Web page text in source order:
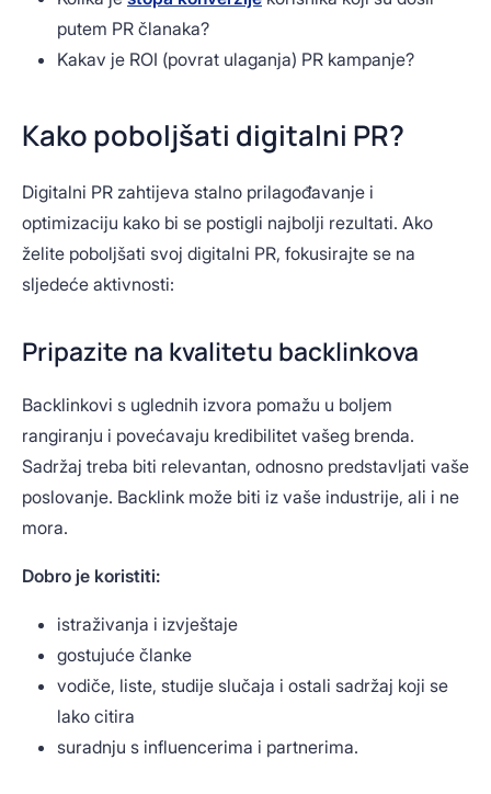
putem PR članaka?
Kakav je ROI (povrat ulaganja) PR kampanje?
Kako poboljšati digitalni PR?
Digitalni PR zahtijeva stalno prilagođavanje i
optimizaciju kako bi se postigli najbolji rezultati. Ako
želite poboljšati svoj digitalni PR, fokusirajte se na
sljedeće aktivnosti:
Pripazite na kvalitetu backlinkova
Backlinkovi s uglednih izvora pomažu u boljem
rangiranju i povećavaju kredibilitet vašeg brenda.
Sadržaj treba biti relevantan, odnosno predstavljati vaše
poslovanje. Backlink može biti iz vaše industrije, ali i ne
mora.
Dobro je koristiti:
istraživanja i izvještaje
gostujuće članke
vodiče, liste, studije slučaja i ostali sadržaj koji se
lako citira
suradnju s influencerima i partnerima.